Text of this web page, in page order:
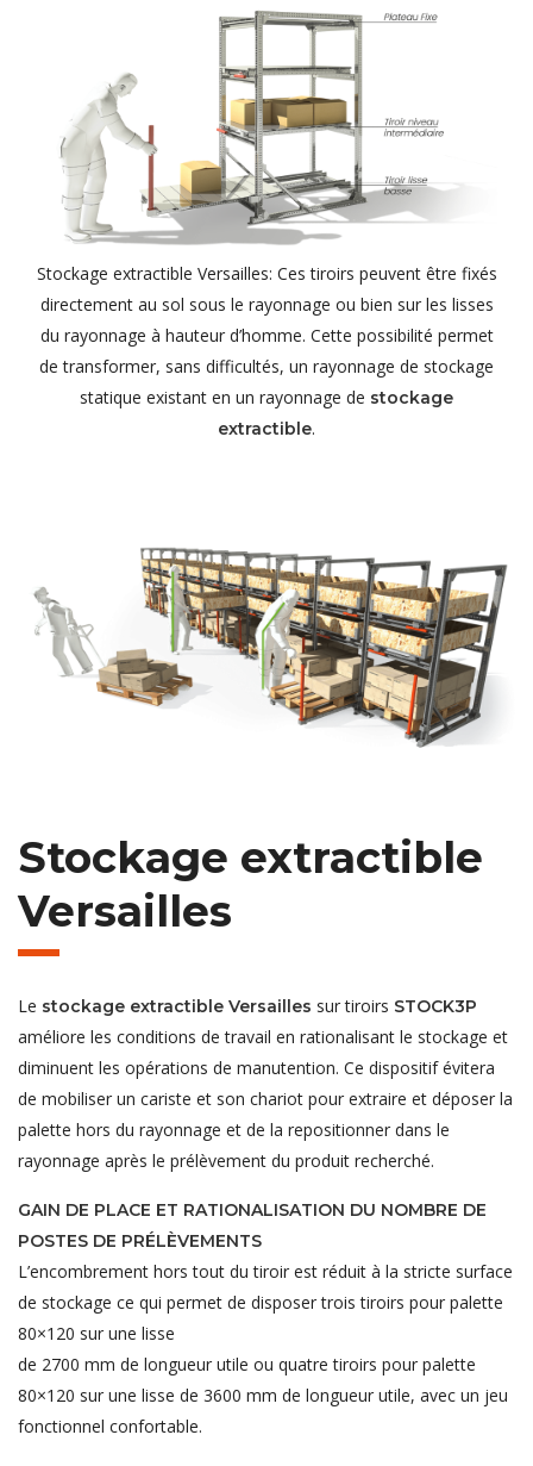
Stockage extractible Versailles: Ces tiroirs peuvent être fixés
directement au sol sous le rayonnage ou bien sur les lisses
du rayonnage à hauteur d’homme. Cette possibilité permet
de transformer, sans difficultés, un rayonnage de stockage
statique existant en un rayonnage de stockage
extractible.
Stockage extractible
Versailles
Le stockage extractible Versailles sur tiroirs STOCK3P
améliore les conditions de travail en rationalisant le stockage et
diminuent les opérations de manutention. Ce dispositif évitera
de mobiliser un cariste et son chariot pour extraire et déposer la
palette hors du rayonnage et de la repositionner dans le
rayonnage après le prélèvement du produit recherché.
GAIN DE PLACE ET RATIONALISATION DU NOMBRE DE
POSTES DE PRÉLÈVEMENTS
L’encombrement hors tout du tiroir est réduit à la stricte surface
de stockage ce qui permet de disposer trois tiroirs pour palette
80×120 sur une lisse
de 2700 mm de longueur utile ou quatre tiroirs pour palette
80×120 sur une lisse de 3600 mm de longueur utile, avec un jeu
fonctionnel confortable.